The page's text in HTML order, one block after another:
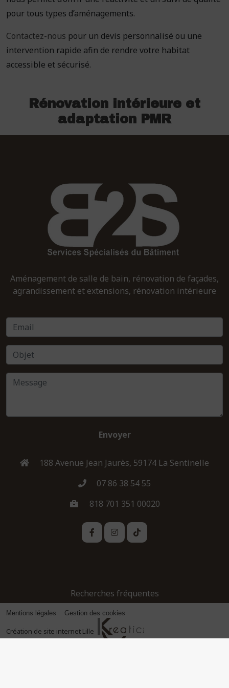
pour tous types d’aménagements.
Contactez-nous pour un devis personnalisé ou une
intervention rapide afin de rendre votre habitat
accessible et sécurisé.
Rénovation intérieure et
adaptation PMR
Aménagement de salle de bain, rénovation de façades,
agrandissement et extensions, rénovation intérieure
Envoyer
188 Avenue Jean Jaurès, 59174 La Sentinelle
07 86 38 54 55
818 701 351 00020
Recherches fréquentes
Mentions légales Gestion des cookies
Création de site internet Lille